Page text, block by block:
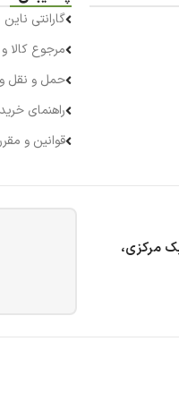
گارانتی ناین
مرجوع کالا
حمل و نقل و
راهنمای
قوانین و
مرکزی،